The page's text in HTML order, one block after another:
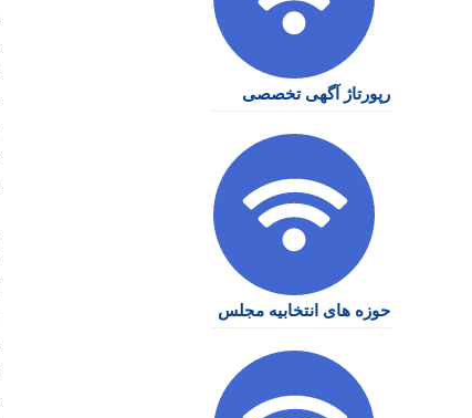
رپورتاژ آگهی تخصصی
حوزه های انتخابیه مجلس